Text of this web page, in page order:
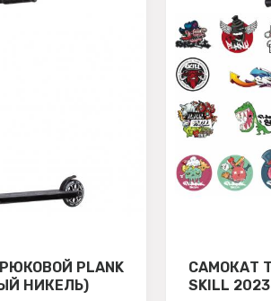
PLANK
НИКЕЛЬ)
САМОКАТ
SKILL